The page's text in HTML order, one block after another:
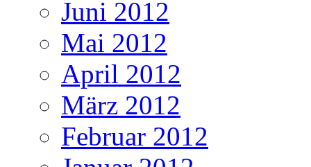
Juni 2012
Mai 2012
April 2012
März 2012
Februar 2012